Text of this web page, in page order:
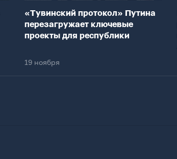
«Тувинский протокол» Путина
перезагружает ключевые
проекты для республики
19 ноября